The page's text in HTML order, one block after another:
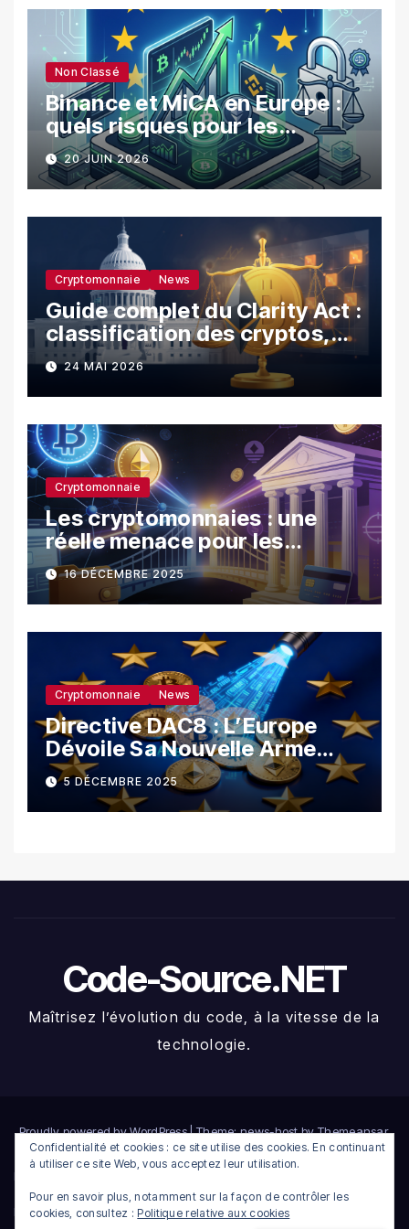
Non Classé
Binance et MiCA en Europe :
quels risques pour les
utilisateurs ?
20 JUIN 2026
Cryptomonnaie News
Guide complet du Clarity Act :
classification des cryptos,
SEC vs CFTC, et impacts sur
les investisseurs
24 MAI 2026
Cryptomonnaie
Les cryptomonnaies : une
réelle menace pour les
banques ?
16 DÉCEMBRE 2025
Cryptomonnaie News
Directive DAC8 : L’Europe
Dévoile Sa Nouvelle Arme
Contre La Fraude Fiscale
Crypto
5 DÉCEMBRE 2025
Code-Source.NET
Maîtrisez l’évolution du code, à la vitesse de la
technologie.
Proudly powered by WordPress|Theme: news-host byThemeansar.
Home
Inscription MembresNewsletterRéinitialisation du mot de passe
Confidentialité et cookies : ce site utilise des cookies. En continuant
à utiliser ce site Web, vous acceptez leur utilisation.
Pour en savoir plus, notamment sur la façon de contrôler les
cookies, consultez : Politique relative aux cookies